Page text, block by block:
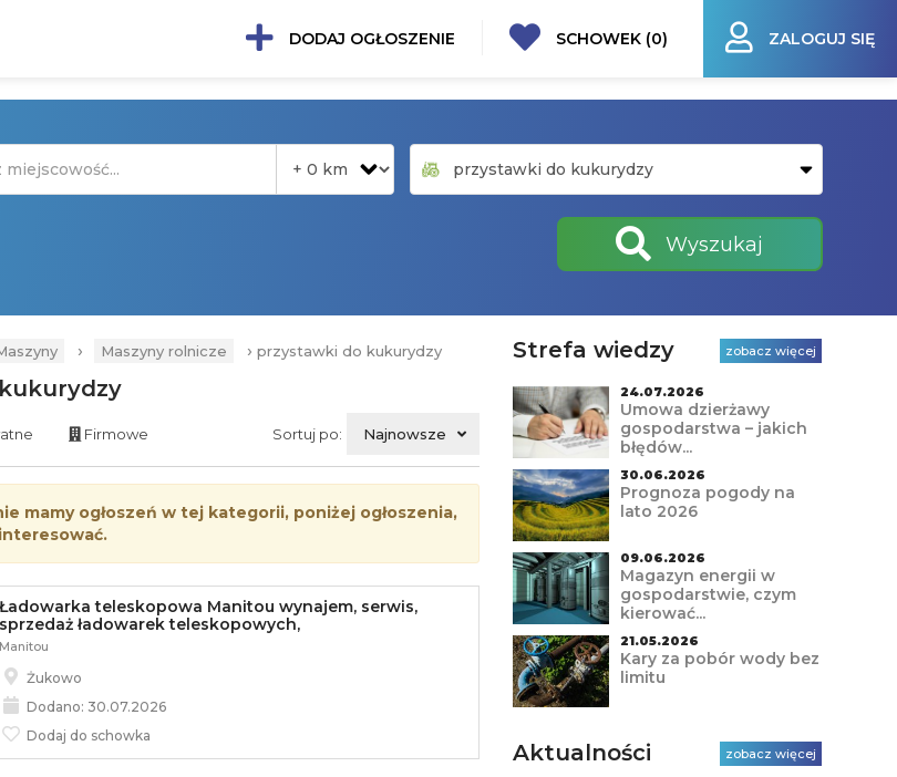
DODAJ OGŁOSZENIE SCHOWEK (0) ZALOGUJ SIĘ
Wyszukaj
› Maszyny rolnicze › przystawki do kukurydzy
Firmowe Sortuj po: Najnowsze
mamy ogłoszeń w tej kategorii, poniżej ogłoszenia,
Ładowarka teleskopowa Manitou wynajem, serwis,
sprzedaż ładowarek teleskopowych,
Manitou
Żukowo
Dodano: 30.07.2026
Dodaj do schowka
Strefa wiedzy zobacz więcej
24.07.2026
Umowa dzierżawy
gospodarstwa – jakich
błędów...
30.06.2026
Prognoza pogody na
lato 2026
09.06.2026
Magazyn energii w
gospodarstwie, czym
kierować...
21.05.2026
Kary za pobór wody bez
limitu
Aktualności zobacz więcej